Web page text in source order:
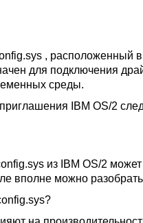
, расположенный
для подключения
среды.
IBM OS/2
из IBM OS/2 может
вполне можно